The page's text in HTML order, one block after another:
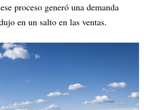
proceso generó una demanda
en un salto en las ventas.